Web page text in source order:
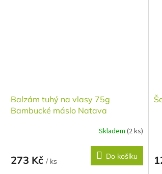
Balzám tuhý na vlasy 75g
Bambucké máslo Natava
Skladem (2 ks)
273 Kč / ks
Do košíku